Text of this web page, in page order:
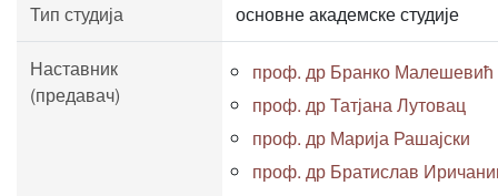
Тип студија основне академске студије
Наставник
(предавач)
проф. др Бранко Малешевић
проф. др Татјана Лутовац
проф. др Марија Рашајски
проф. др Братислав